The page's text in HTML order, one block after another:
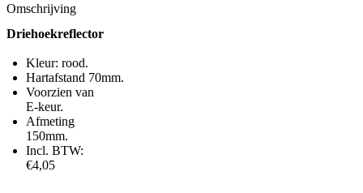
Omschrijving
Driehoekreflector
Kleur: rood.
Hartafstand 70mm.
Voorzien van
E-keur.
Afmeting
150mm.
Incl. BTW:
€4,05